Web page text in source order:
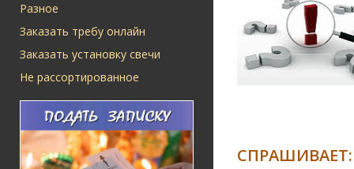
Разное
Заказать требу онлайн
Заказать установку свечи
Не рассортированное
СПРАШИВАЕТ: